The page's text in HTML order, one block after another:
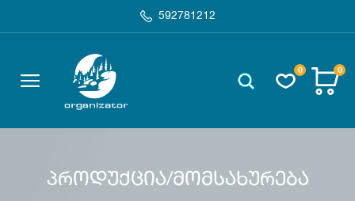
592781212
0 0
პროდუქცია/მომსახურება